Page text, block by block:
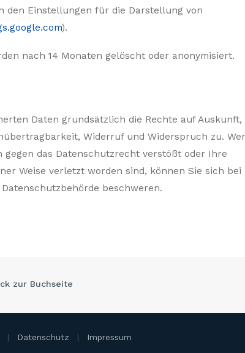
den Einstellungen für die Darstellung von
).
nach 14 Monaten gelöscht oder anonymisiert.
Daten grundsätzlich die Rechte auf Auskunft,
Widerruf und Widerspruch zu.
das Datenschutzrecht verstößt oder Ihre
Weise verletzt worden sind, können Sie sich bei
beschweren.
zur Buchseite
| Datenschutz | Impressum